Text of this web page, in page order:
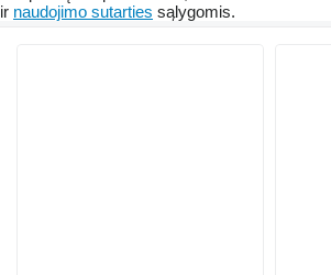
ir naudojimo sutarties sąlygomis.